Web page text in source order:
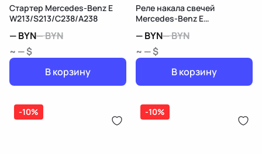
Стартер Mercedes-Benz E
W213/S213/C238/A238
—BYN—BYN
~ — $
В корзину
Реле накала свечей
Mercedes-Benz E
—BYN—BYN
~ — $
В корзину
-10% -10%